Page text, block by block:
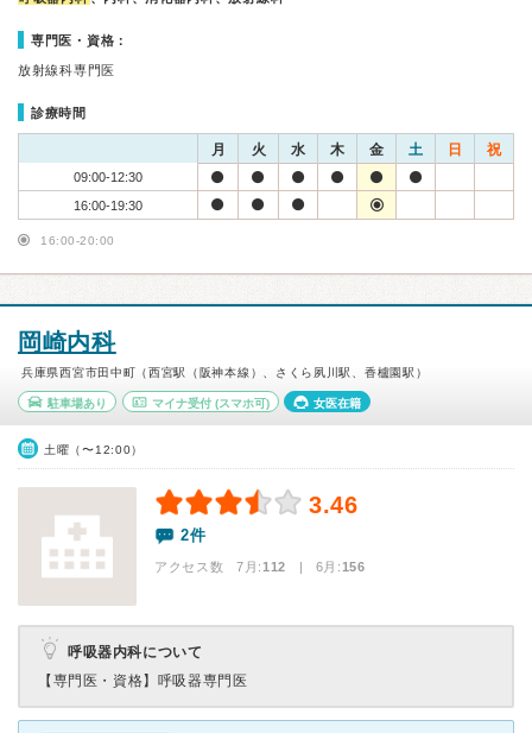
専門医・資格：
放射線科専門医
診療時間
月 火 水 木 金 土 日 祝
09:00-12:30
16:00-19:30
16:00-20:00
岡崎内科
兵庫県西宮市田中町（西宮駅（阪神本線）、さくら夙川駅、香櫨園駅）
駐車場あり マイナ受付(スマホ可) 女医在籍
土曜（〜12:00）
3.46
2件
アクセス数 7月:112 | 6月:156
呼吸器内科について
【専門医・資格】 呼吸器専門医